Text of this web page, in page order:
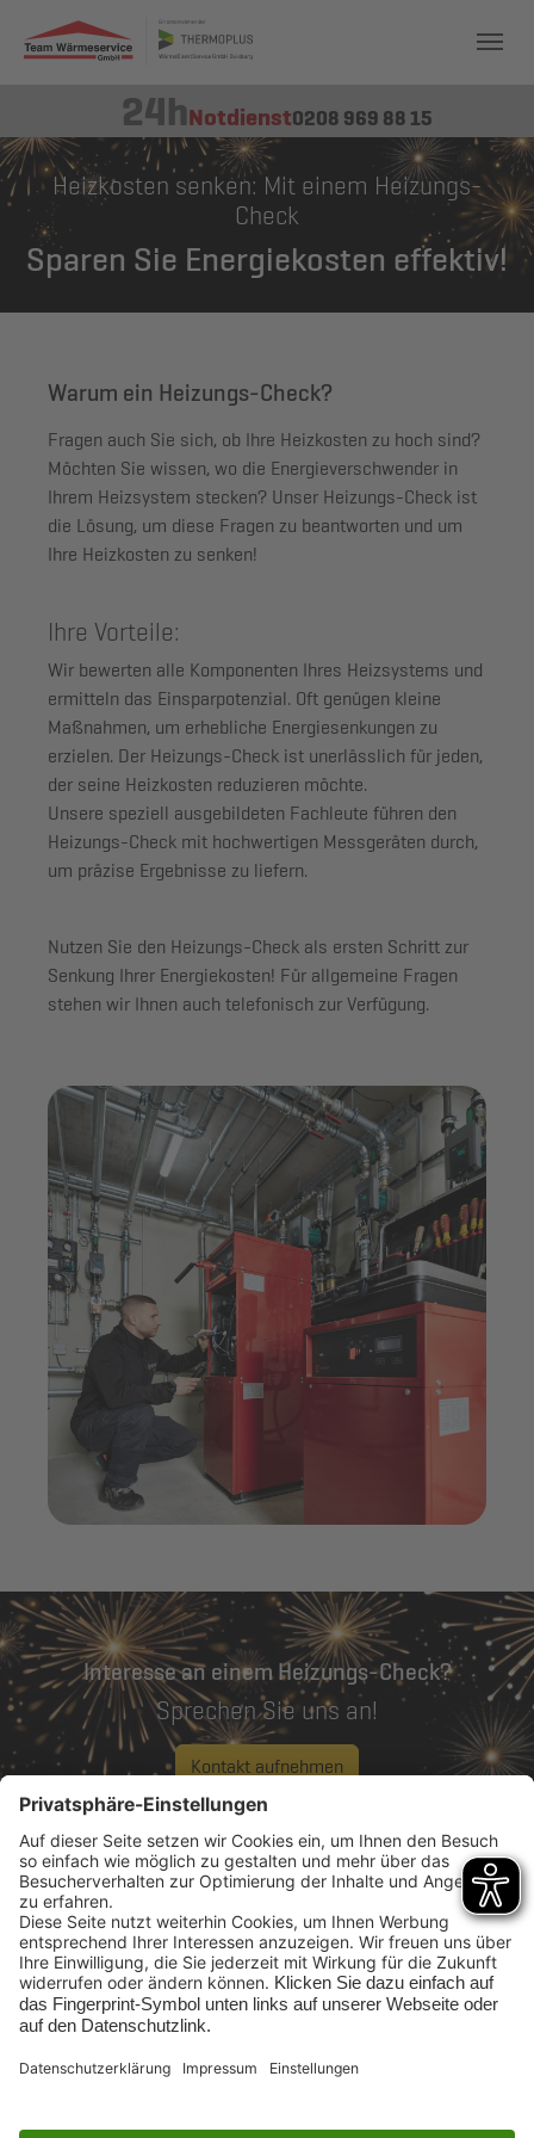
24hNotdienst0208 969 88 15
Heizkosten senken: Mit einem Heizungs-
Check
Sparen Sie Energiekosten effektiv!
Warum ein Heizungs-Check?
Fragen auch Sie sich, ob Ihre Heizkosten zu hoch sind?
Möchten Sie wissen, wo die Energieverschwender in
Ihrem Heizsystem stecken? Unser Heizungs-Check ist
die Lösung, um diese Fragen zu beantworten und um
Ihre Heizkosten zu senken!
Ihre Vorteile:
Wir bewerten alle Komponenten Ihres Heizsystems und
ermitteln das Einsparpotenzial. Oft genügen kleine
Maßnahmen, um erhebliche Energiesenkungen zu
erzielen. Der Heizungs-Check ist unerlässlich für jeden,
der seine Heizkosten reduzieren möchte.
Unsere speziell ausgebildeten Fachleute führen den
Heizungs-Check mit hochwertigen Messgeräten durch,
um präzise Ergebnisse zu liefern.
Nutzen Sie den Heizungs-Check als ersten Schritt zur
Senkung Ihrer Energiekosten! Für allgemeine Fragen
stehen wir Ihnen auch telefonisch zur Verfügung.
Interesse an einem Heizungs-Check?
Sprechen Sie uns an!
Kontakt aufnehmen
Rufen Sie uns an:
0208 96988 12